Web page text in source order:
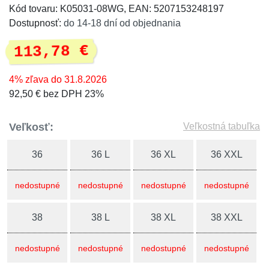
Kód tovaru: K05031-08WG, EAN: 5207153248197
Dostupnosť: do 14-18 dní od objednania
113,78 €
4% zľava do 31.8.2026
92,50 € bez DPH 23%
Veľkosť: Veľkostná tabuľka
36
nedostupné
36 L
nedostupné
36 XL
nedostupné
36 XXL
nedostupné
38
nedostupné
38 L
nedostupné
38 XL
nedostupné
38 XXL
nedostupné